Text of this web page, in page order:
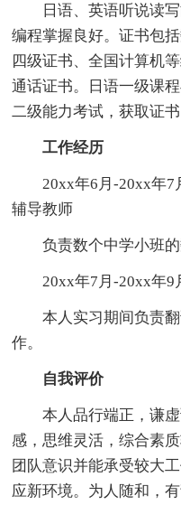
日语、英语听说读
编程掌握良好。证书包
四级证书、全国计算机
通话证书。日语一级课
二级能力考试，获取证书
工作经历
20xx年6月-20xx年
辅导教师
负责数个中学小班
20xx年7月-20xx年9
本人实习期间负责
作。
自我评价
本人品行端正，谦
感，思维灵活，综合素
团队意识并能承受较大
应新环境。为人随和，有